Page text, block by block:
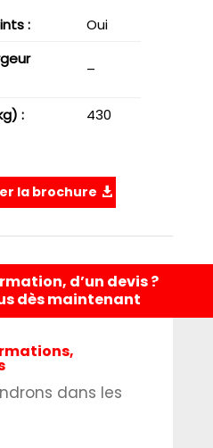
:
Oui
–
: 430
la brochure
d’un devis ?
dès maintenant
dans les